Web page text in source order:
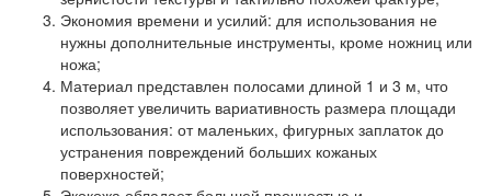
Экономия времени и усилий: для использования не
нужны дополнительные инструменты, кроме ножниц или
ножа;
Материал представлен полосами длиной 1 и 3 м, что
позволяет увеличить вариативность размера площади
использования: от маленьких, фигурных заплаток до
устранения повреждений больших кожаных
поверхностей;